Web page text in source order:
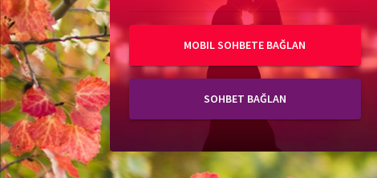
MOBIL SOHBETE BAĞLAN
SOHBET BAĞLAN